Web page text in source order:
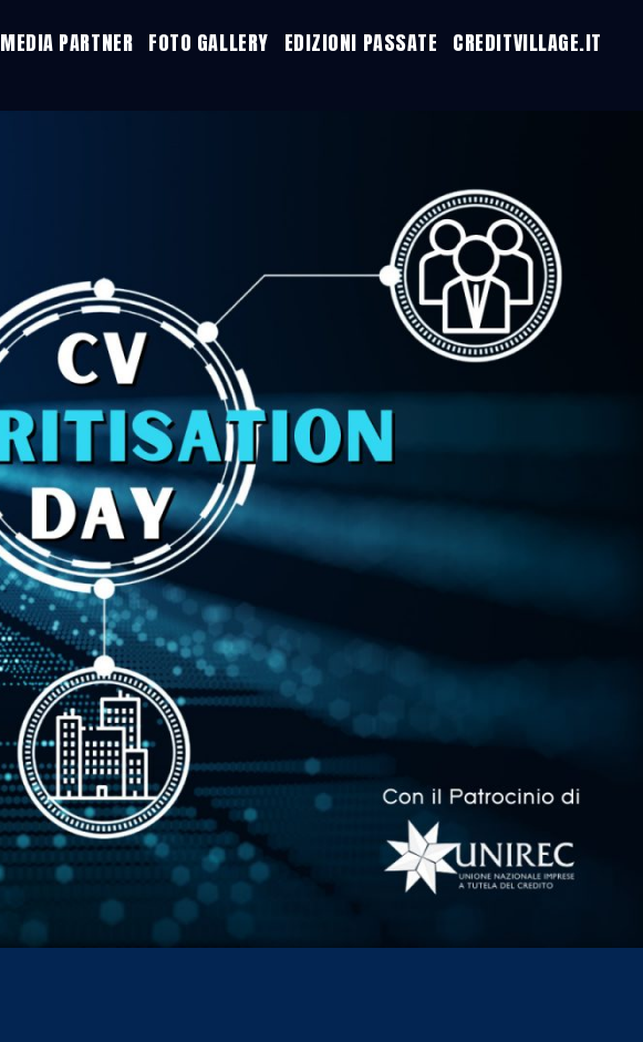
MEDIA PARTNER FOTO GALLERY EDIZIONI PASSATE CREDITVILLAGE.IT